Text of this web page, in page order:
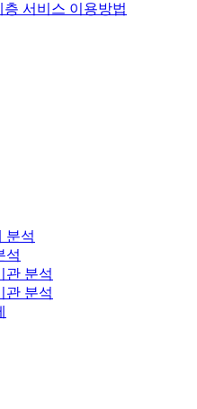
층 서비스 이용방법
분석
석
관 분석
관 분석